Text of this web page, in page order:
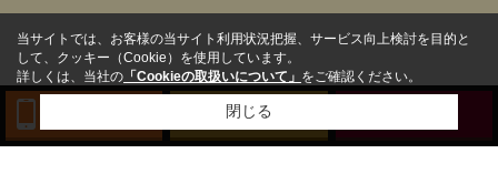
来店予約
当サイトでは、お客様の当サイト利用状況把握、サービス向上検討を目的と
して、クッキー（Cookie）を使用しています。
詳しくは、当社の 「Cookieの取扱いについて」 をご確認ください。
閉じる